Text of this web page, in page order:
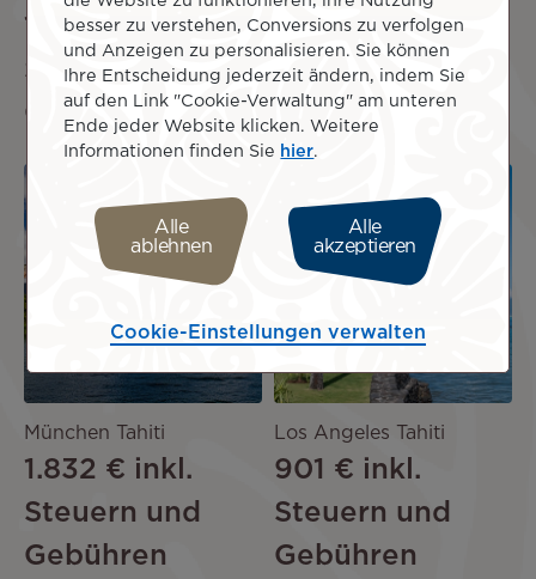
1.560 € inkl.
Steuern und
Gebühren
1.842 € inkl.
Steuern und
Gebühren
Image
SONDER
ANGEBO
München Tahiti
1.832 € inkl.
Steuern und
Gebühren
Los Angeles Tahiti
901 € inkl.
Steuern und
Gebühren
besser zu verstehen, Conversions zu verfolgen
und Anzeigen zu personalisieren. Sie können
Ihre Entscheidung jederzeit ändern, indem Sie
auf den Link "Cookie-Verwaltung" am unteren
Ende jeder Website klicken. Weitere
Informationen finden Sie hier
Alle
ablehnen
Alle
akzeptieren
Cookie-Einstellungen verwalten